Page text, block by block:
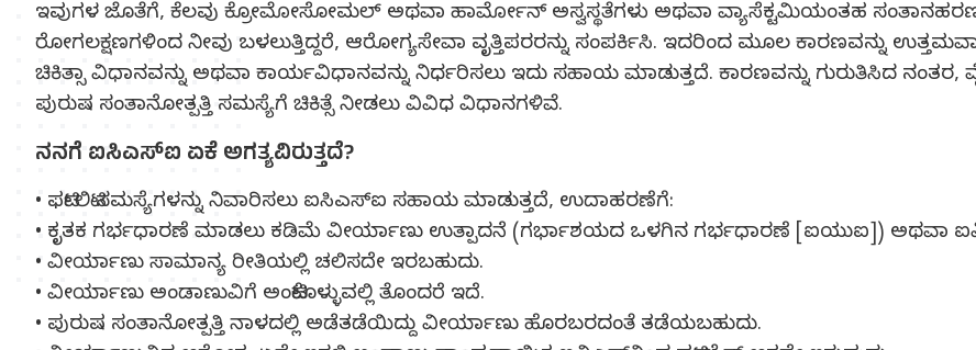
ಇವುಗಳ ಜೊತೆಗೆ, ಕೆಲವು ಕ್ರೋಮೋಸೋಮಲ್ ಅಥವಾ ಹಾರ್ಮೋನ್ ಅಸ್ವಸ್ಥತೆಗಳು ಅಥವಾ ವ್ಯಾಸೆಕ್ಟಮಿಯಂತಹ ಸಂತಾನಹರಣ
ರೋಗಲಕ್ಷಣಗಳಿಂದ ನೀವು ಬಳಲುತ್ತಿದ್ದರೆ, ಆರೋಗ್ಯಸೇವಾ ವೃತ್ತಿಪರರನ್ನು ಸಂಪರ್ಕಿಸಿ. ಇದರಿಂದ ಮೂಲ ಕಾರಣವನ್ನು
ಚಿಕಿತ್ಸಾ ವಿಧಾನವನ್ನು ಅಥವಾ ಕಾರ್ಯವಿಧಾನವನ್ನು ನಿರ್ಧರಿಸಲು ಇದು ಸಹಾಯ ಮಾಡುತ್ತದೆ. ಕಾರಣವನ್ನು ಗುರುತಿಸಿದ ನಂತರ,
ಪುರುಷ ಸಂತಾನೋತ್ಪತ್ತಿ ಸಮಸ್ಯೆಗೆ ಚಿಕಿತ್ಸೆ ನೀಡಲು ವಿವಿಧ ವಿಧಾನಗಳಿವೆ.
ನನಗೆ ಐಸಿಎಸ್‍ಐ ಏಕೆ ಅಗತ್ಯವಿರುತ್ತದೆ?
• ಫರ್ಟಿಲಿಟಿ ಸಮಸ್ಯೆಗಳನ್ನು ನಿವಾರಿಸಲು ಐಸಿಎಸ್‍ಐ ಸಹಾಯ ಮಾಡುತ್ತದೆ, ಉದಾಹರಣೆಗೆ:
• ಕೃತಕ ಗರ್ಭಧಾರಣೆ ಮಾಡಲು ಕಡಿಮೆ ವೀರ್ಯಾಣು ಉತ್ಪಾದನೆ (ಗರ್ಭಾಶಯದ ಒಳಗಿನ ಗರ್ಭಧಾರಣೆ [ಐಯುಐ]) ಅಥವಾ
• ವೀರ್ಯಾಣು ಸಾಮಾನ್ಯ ರೀತಿಯಲ್ಲಿ ಚಲಿಸದೇ ಇರಬಹುದು.
• ವೀರ್ಯಾಣು ಅಂಡಾಣುವಿಗೆ ಅಂಟಿಕೊಳ್ಳುವಲ್ಲಿ ತೊಂದರೆ ಇದೆ.
• ಪುರುಷ ಸಂತಾನೋತ್ಪತ್ತಿ ನಾಳದಲ್ಲಿ ಅಡೆತಡೆಯಿದ್ದು ವೀರ್ಯಾಣು ಹೊರಬರದಂತೆ ತಡೆಯಬಹುದು.